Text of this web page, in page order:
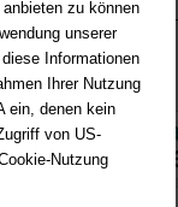
zu können
unserer
Informationen
Ihrer Nutzung
ein, denen kein
von US-
Nutzung
mit